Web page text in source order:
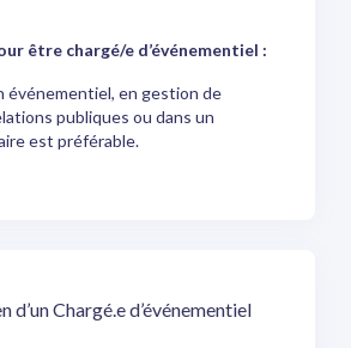
être chargé/e d’événementiel :
événementiel, en gestion de
publiques ou dans un
est préférable.
d’un Chargé.e d’événementiel